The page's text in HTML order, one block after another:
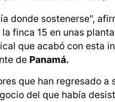
donde sostenerse",
finca 15 en unas
que acabó con esta
de Panamá.
que han regresado
del que había